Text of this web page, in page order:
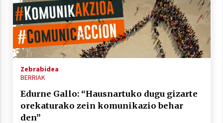
Zebrabidea
BERRIAK
Edurne Gallo: “Hausnartuko dugu gizarte
orekaturako zein komunikazio behar
den”